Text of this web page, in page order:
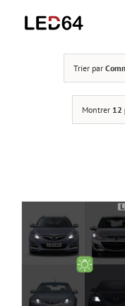
contenu
Trier par
Montrer 12